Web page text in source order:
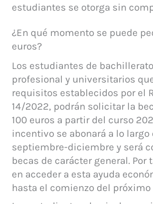
estudiantes se otorga sin
¿En qué momento se puede
euros?
Los estudiantes de
profesional y universitarios
requisitos establecidos por el
14/2022, podrán solicitar la
100 euros a partir del curso
incentivo se abonará a lo largo
septiembre-diciembre y será
becas de carácter general. Por
en acceder a esta ayuda
hasta el comienzo del